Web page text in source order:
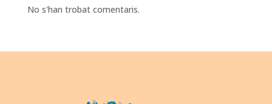
No s'han trobat comentaris.